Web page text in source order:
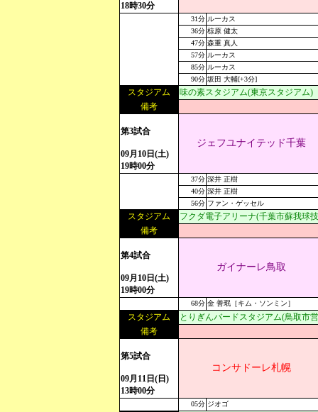
18時30分
31分 ルーカス
36分 椋原 健太
47分 森重 真人
57分 ルーカス
85分 ルーカス
90分 坂田 大輔[+3分]
スタジアム
味の素スタジアム(東京スタジアム)
備考
第3試合
09月10日(土)
19時00分
ジェフユナイテッド千葉
37分 深井 正樹
40分 深井 正樹
56分 ファン・ゲッセル
スタジアム
フクダ電子アリーナ(千葉市蘇我球
備考
第4試合
09月10日(土)
19時00分
ガイナーレ鳥取
68分 金 善珉［キム・ソンミン］
スタジアム
とりぎんバードスタジアム(鳥取市
備考
第5試合
09月11日(日)
13時00分
コンサドーレ札幌
05分 ジオゴ